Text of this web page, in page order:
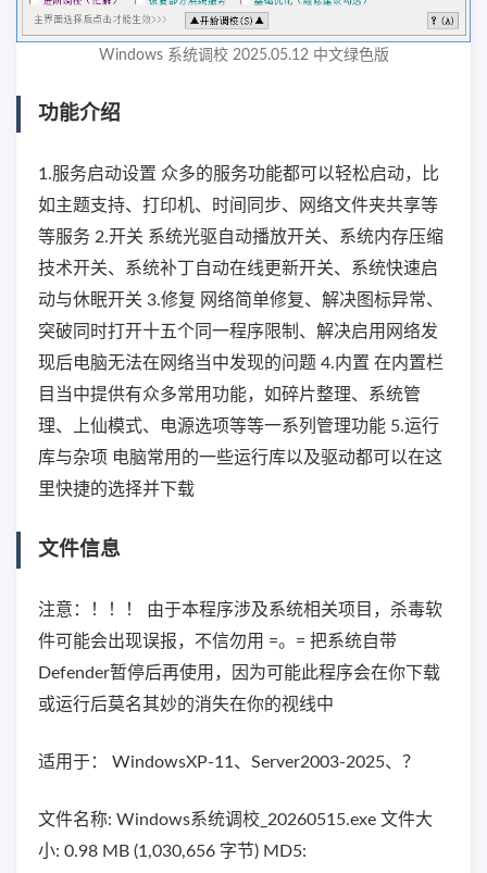
Windows 系统调校 2025.05.12 中文绿色版
功能介绍
1.服务启动设置 众多的服务功能都可以轻松启动，比
如主题支持、打印机、时间同步、网络文件夹共享等
等服务 2.开关 系统光驱自动播放开关、系统内存压缩
技术开关、系统补丁自动在线更新开关、系统快速启
动与休眠开关 3.修复 网络简单修复、解决图标异常、
突破同时打开十五个同一程序限制、解决启用网络发
现后电脑无法在网络当中发现的问题 4.内置 在内置栏
目当中提供有众多常用功能，如碎片整理、系统管
理、上仙模式、电源选项等等一系列管理功能 5.运行
库与杂项 电脑常用的一些运行库以及驱动都可以在这
里快捷的选择并下载
文件信息
注意：！！！ 由于本程序涉及系统相关项目，杀毒软
件可能会出现误报，不信勿用 =。= 把系统自带
Defender暂停后再使用，因为可能此程序会在你下载
或运行后莫名其妙的消失在你的视线中
适用于： WindowsXP-11、Server2003-2025、？
文件名称: Windows系统调校_20260515.exe 文件大
小: 0.98 MB (1,030,656 字节) MD5: